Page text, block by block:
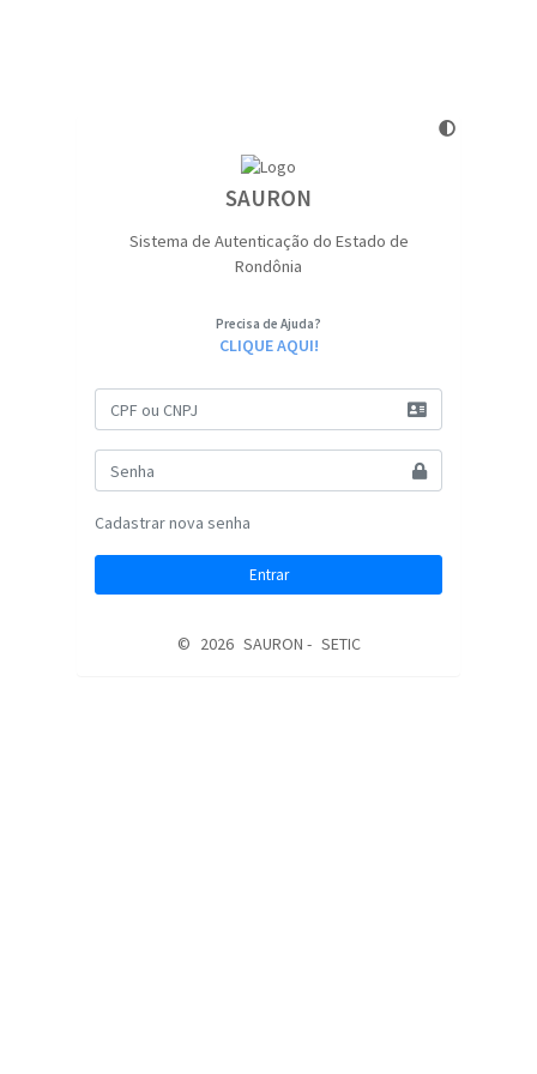
SAURON
Sistema de Autenticação do Estado de
Rondônia
Precisa de Ajuda?
CLIQUE AQUI!
Cadastrar nova senha
Entrar
© 2026 SAURON - SETIC